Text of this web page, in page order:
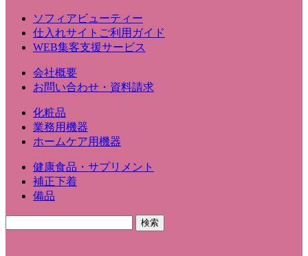
ソフィアビューティー
仕入れサイトご利用ガイド
WEB集客支援サービス
会社概要
お問い合わせ・資料請求
化粧品
業務用機器
ホームケア用機器
健康食品・サプリメント
補正下着
備品